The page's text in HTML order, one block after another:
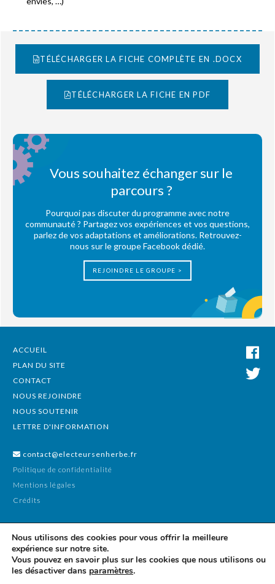
TÉLÉCHARGER LA FICHE COMPLÈTE EN .DOCX
TÉLÉCHARGER LA FICHE EN PDF
Vous souhaitez échanger sur le
parcours ?
Pourquoi pas discuter du programme avec notre
communauté ? Partagez vos expériences et vos questions,
parlez de vos adaptations et améliorations. Retrouvez-
nous sur le groupe Facebook dédié.
REJOINDRE LE GROUPE >
ACCUEIL
PLAN DU SITE
CONTACT
NOUS REJOINDRE
NOUS SOUTENIR
LETTRE D'INFORMATION
contact@electeursenherbe.fr
Politique de confidentialité
Mentions légales
Crédits
Nous utilisons des cookies pour vous offrir la meilleure
expérience sur notre site.
Vous pouvez en savoir plus sur les cookies que nous utilisons ou
les désactiver dans paramètres.